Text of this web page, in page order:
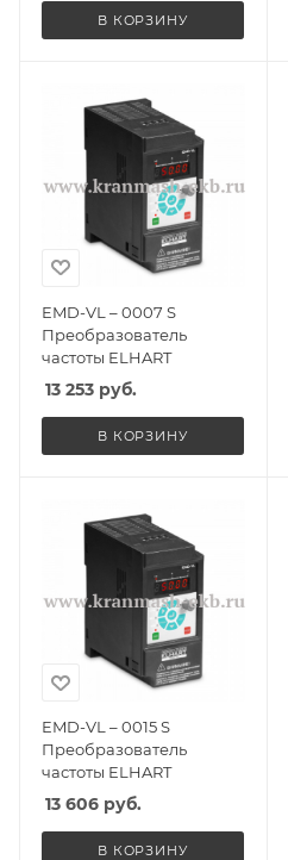
В КОРЗИНУ
EMD-VL – 0007 S
Преобразователь
частоты ELHART
13 253 руб.
В КОРЗИНУ
EMD-VL – 0015 S
Преобразователь
частоты ELHART
13 606 руб.
В КОРЗИНУ